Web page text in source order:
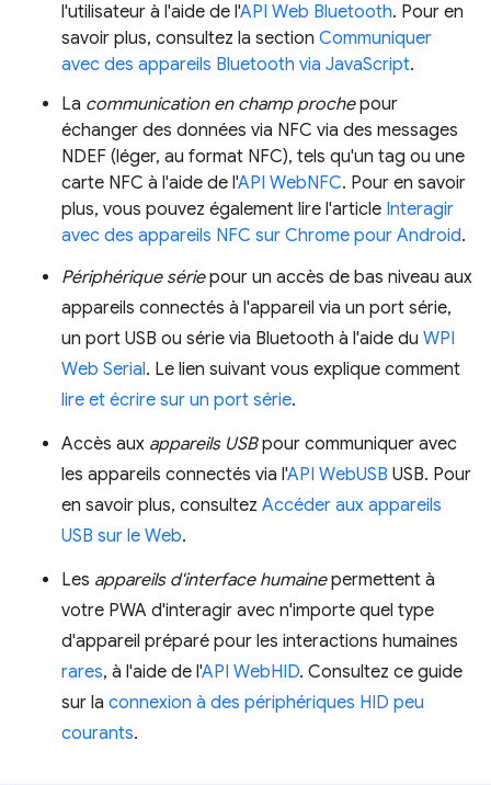
l'utilisateur à l'aide de l'API Web Bluetooth. Pour en
savoir plus, consultez la section Communiquer
avec des appareils Bluetooth via JavaScript.
La communication en champ prochepour
échanger des données via NFC via des messages
NDEF (léger, au format NFC), tels qu'un tag ou une
carte NFC à l'aide de l'API WebNFC. Pour en savoir
plus, vous pouvez également lire l'article Interagir
avec des appareils NFC sur Chrome pour Android.
Périphérique sériepour un accès de bas niveau aux
appareils connectés à l'appareil via un port série,
un port USB ou série via Bluetooth à l'aide du WPI
Web Serial. Le lien suivant vous explique comment
lire et écrire sur un port série.
Accès aux appareils USBpour communiquer avec
les appareils connectés via l'API WebUSB USB. Pour
en savoir plus, consultez Accéder aux appareils
USB sur le Web.
Les appareils d'interface humainepermettent à
votre PWA d'interagir avec n'importe quel type
d'appareil préparé pour les interactions humaines
rares, à l'aide de l'API WebHID. Consultez ce guide
sur la connexion à des périphériques HID peu
courants.